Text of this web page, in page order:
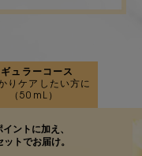
ギュラーコース
りケアしたい方に
（50mL）
ントに加え、
トでお届け。